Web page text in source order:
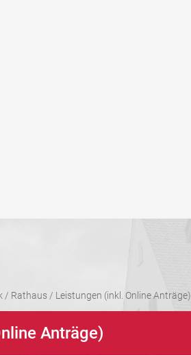
/ Rathaus/ Leistungen (inkl. Online Anträge)
Anträge)